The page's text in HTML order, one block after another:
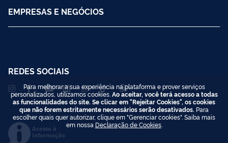
EMPRESAS E NEGÓCIOS
REDES SOCIAIS
Acesso à
Informação
Para melhorar a sua experiência na plataforma e prover serviços
personalizados, utilizamos cookies. Ao aceitar, você terá acesso a todas
as funcionalidades do site. Se clicar em "Rejeitar Cookies", os cookies
que não forem estritamente necessários serão desativados. Para
escolher quais quer autorizar, clique em "Gerenciar cookies". Saiba mais
em nossa Declaração de Cookies.